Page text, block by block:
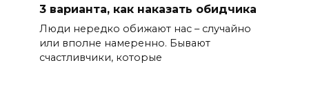
3 варианта, как наказать обидчика
Люди нередко обижают нас – случайно
или вполне намеренно. Бывают
счастливчики, которые